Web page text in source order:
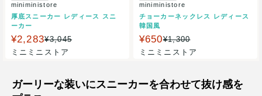
miniministore
厚底スニーカー レディース スニ
ーカー
¥2,283¥3,045
ミニミニストア
miniministore
チョーカーネックレス レディース
韓国風
¥650¥1,300
ミニミニストア
ガーリーな装いにスニーカーを合わせて抜け感を